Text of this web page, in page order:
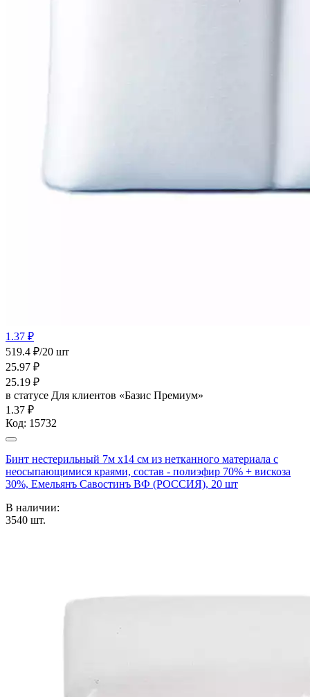
1.37 ₽
519.4 ₽/20 шт
25.97 ₽
25.19 ₽
в статусе Для клиентов «Базис Премиум»
1.37 ₽
Код: 15732
Бинт нестерильный 7м х14 см из нетканного материала с
неосыпающимися краями, состав - полиэфир 70% + вискоза
30%, Емельянъ Савостинъ ВФ (РОССИЯ), 20 шт
В наличии:
3540 шт.